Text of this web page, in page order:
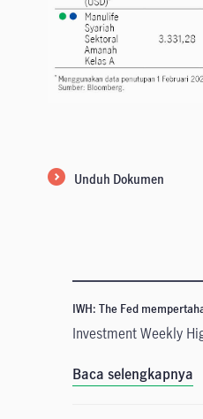
Unduh Dokumen
IWH: The Fed
Investment Weekly
Baca selengkapnya